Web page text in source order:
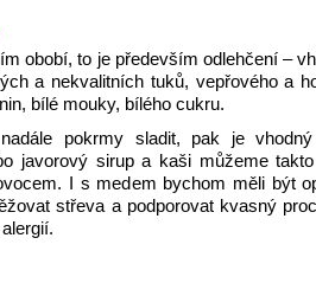
obobí, to je především odlehčení –
a nekvalitních tuků, vepřového a
bílé mouky, bílého cukru.
pokrmy sladit, pak je
javorový sirup a kaši můžeme
I s medem bychom měli být
střeva a podporovat kvasný